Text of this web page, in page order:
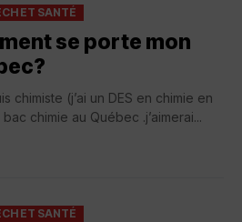
ET SANTÉ
se porte mon
chimiste (j’ai un DES en chimie en
chimie au Québec .j’aimerai...
ET SANTÉ